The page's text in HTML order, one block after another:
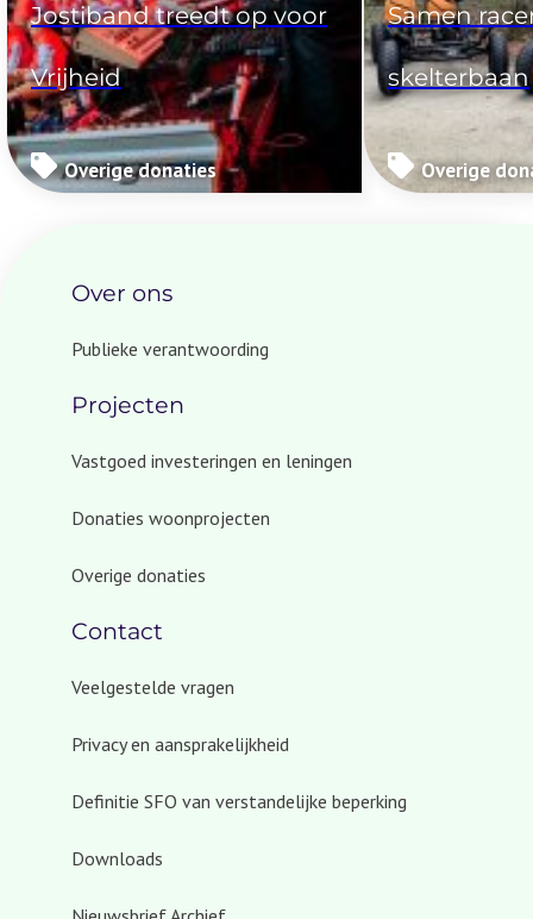
Jostiband treedt op voor
Vrijheid
Overige donaties
Samen
skelterbaan
Overige
Over ons
Publieke verantwoording
Projecten
Vastgoed investeringen en leningen
Donaties woonprojecten
Overige donaties
Contact
Veelgestelde vragen
Privacy en aansprakelijkheid
Definitie SFO van verstandelijke beperking
Downloads